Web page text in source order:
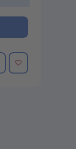
Merken